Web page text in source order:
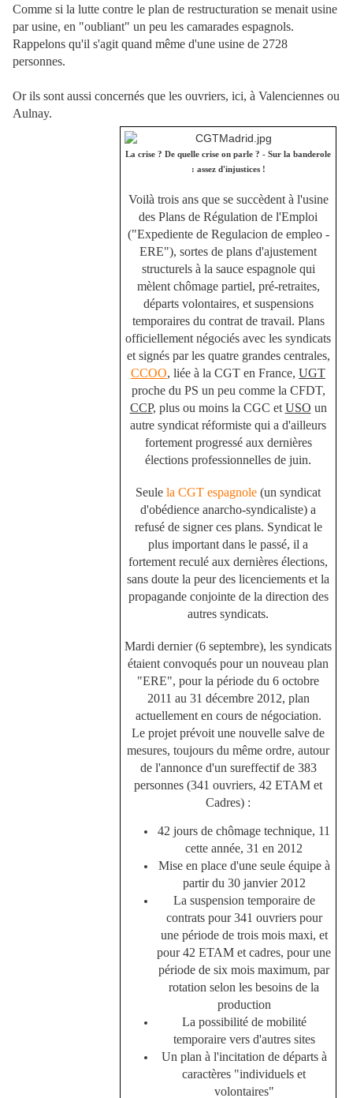
Comme si la lutte contre le plan de restructuration se menait usine
par usine, en "oubliant" un peu les camarades espagnols.
Rappelons qu'il s'agit quand même d'une usine de 2728
personnes.
Or ils sont aussi concernés que les ouvriers, ici, à Valenciennes ou
Aulnay.
La crise ? De quelle crise on parle ? - Sur la banderole
: assez d'injustices !
Voilà trois ans que se succèdent à l'usine
des Plans de Régulation de l'Emploi
("Expediente de Regulacion de empleo -
ERE"), sortes de plans d'ajustement
structurels à la sauce espagnole qui
mèlent chômage partiel, pré-retraites,
départs volontaires, et suspensions
temporaires du contrat de travail. Plans
officiellement négociés avec les syndicats
et signés par les quatre grandes centrales,
CCOO, liée à la CGT en France, UGT
proche du PS un peu comme la CFDT,
CCP, plus ou moins la CGC et USO un
autre syndicat réformiste qui a d'ailleurs
fortement progressé aux dernières
élections professionnelles de juin.
Seule la CGT espagnole (un syndicat
d'obédience anarcho-syndicaliste) a
refusé de signer ces plans. Syndicat le
plus important dans le passé, il a
fortement reculé aux dernières élections,
sans doute la peur des licenciements et la
propagande conjointe de la direction des
autres syndicats.
Mardi dernier (6 septembre), les syndicats
étaient convoqués pour un nouveau plan
"ERE", pour la période du 6 octobre
2011 au 31 décembre 2012, plan
actuellement en cours de négociation.
Le projet prévoit une nouvelle salve de
mesures, toujours du même ordre, autour
de l'annonce d'un sureffectif de 383
personnes (341 ouvriers, 42 ETAM et
Cadres) :
42 jours de chômage technique, 11
cette année, 31 en 2012
Mise en place d'une seule équipe à
partir du 30 janvier 2012
La suspension temporaire de
contrats pour 341 ouvriers pour
une période de trois mois maxi, et
pour 42 ETAM et cadres, pour une
période de six mois maximum, par
rotation selon les besoins de la
production
La possibilité de mobilité
temporaire vers d'autres sites
Un plan à l'incitation de départs à
caractères "individuels et
volontaires"